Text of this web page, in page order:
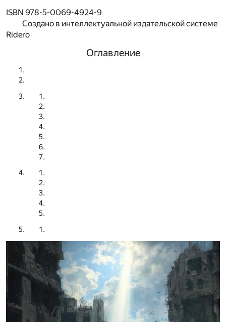
ISBN 978-5-0069-4924-9
Создано в интеллектуальной издательской системе
Ridero
Оглавление